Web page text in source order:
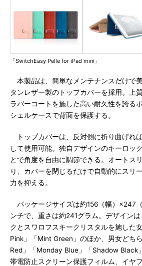
「SwitchEasy Pelle for iPad mini」
本製品は、簡単なメンテナンスだけで
タンレザー製のトップカバーを採用。上
ラバーコートを施した高い耐久性を誇る
シェルケースで背面を保護する。
トップカバーは、反対側に折り曲げれ
して使用可能。独自デザインのキーロッ
とで角度を自由に調節できる。オートス
り、カバーを閉じるだけで自動的にスリ
力を抑える。
パッケージサイズは約156（幅）×247
ンチで、重さは約241グラム。デザイン
クとスワロフスキークリスタルを施した
Pink」「Mint Green」のほか、男女どち
Red」「Monday Blue」「Shadow Black
帯電防止スクリーン保護フィルム、イヤ